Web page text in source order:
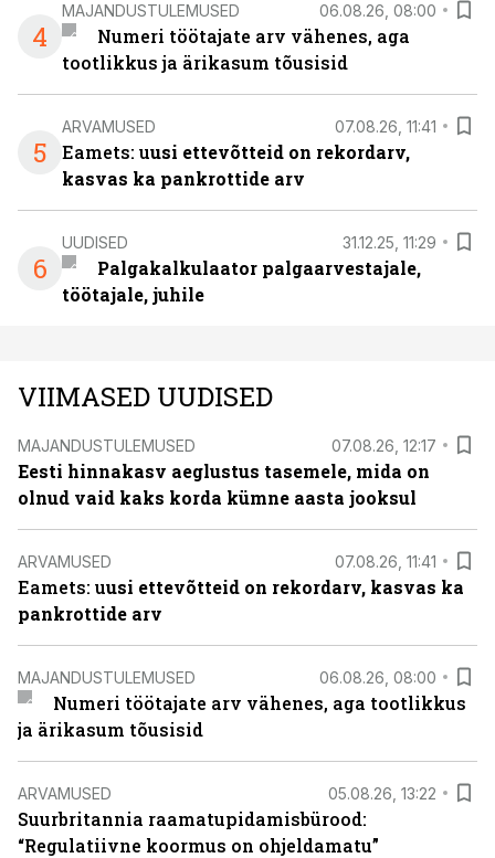
4
MAJANDUSTULEMUSED 06.08.26, 08:00
Numeri töötajate arv vähenes, aga
tootlikkus ja ärikasum tõusisid
5
ARVAMUSED 07.08.26, 11:41
Eamets: uusi ettevõtteid on rekordarv,
kasvas ka pankrottide arv
6
UUDISED 31.12.25, 11:29
Palgakalkulaator palgaarvestajale,
töötajale, juhile
VIIMASED UUDISED
MAJANDUSTULEMUSED 07.08.26, 12:17
Eesti hinnakasv aeglustus tasemele, mida on
olnud vaid kaks korda kümne aasta jooksul
ARVAMUSED 07.08.26, 11:41
Eamets: uusi ettevõtteid on rekordarv, kasvas ka
pankrottide arv
MAJANDUSTULEMUSED 06.08.26, 08:00
Numeri töötajate arv vähenes, aga tootlikkus
ja ärikasum tõusisid
ARVAMUSED 05.08.26, 13:22
Suurbritannia raamatupidamisbürood:
“Regulatiivne koormus on ohjeldamatu”